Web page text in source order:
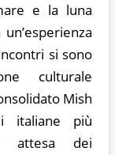
e la luna
si sono
culturale
Mish
italiane più
attesa dei